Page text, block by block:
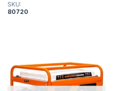
SKU:
80720